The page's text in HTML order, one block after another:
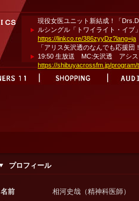
現役女医ユニット新結成！「
ルシングル「トワイライト・イブ
https://linkco.re/386zyyDz?lang=ja
「アリス矢沢透のなんでも応援
19:50 生放送 MC:矢沢透 アシス
https://shibuyacrossfm.jp/program/
プロフィール
名前
相河史哉（精神科医師）